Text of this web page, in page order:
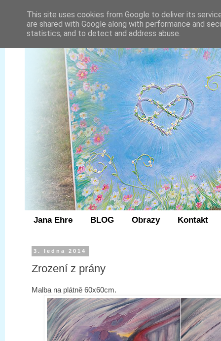
Jana Ehre BLOG Obrazy Kontakt
3. ledna 2014
Zrození z prány
Malba na plátně 60x60cm.
This site uses cookies from Google to deliver its
are shared with Google along with performance and
statistics, and to detect and address abuse.